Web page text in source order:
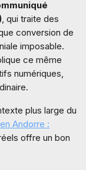
, qui traite des
conversion de
imposable.
ce même
numériques,
plus large du
Andorre :
offre un bon